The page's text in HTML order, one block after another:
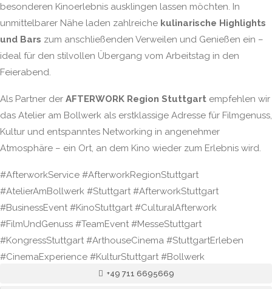
besonderen Kinoerlebnis ausklingen lassen möchten. In
unmittelbarer Nähe laden zahlreiche kulinarische Highlights
und Bars zum anschließenden Verweilen und Genießen ein –
ideal für den stilvollen Übergang vom Arbeitstag in den
Feierabend.
Als Partner der AFTERWORK Region Stuttgart empfehlen wir
das Atelier am Bollwerk als erstklassige Adresse für Filmgenuss,
Kultur und entspanntes Networking in angenehmer
Atmosphäre – ein Ort, an dem Kino wieder zum Erlebnis wird.
#AfterworkService #AfterworkRegionStuttgart
#AtelierAmBollwerk #Stuttgart #AfterworkStuttgart
#BusinessEvent #KinoStuttgart #CulturalAfterwork
#FilmUndGenuss #TeamEvent #MesseStuttgart
#KongressStuttgart #ArthouseCinema #StuttgartErleben
#CinemaExperience #KulturStuttgart #Bollwerk
+49 711 6695669